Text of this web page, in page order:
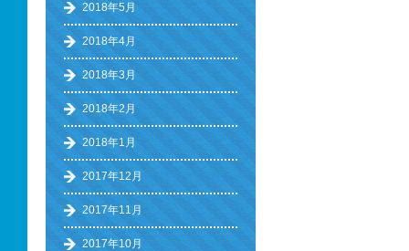
2018年5月
2018年4月
2018年3月
2018年2月
2018年1月
2017年12月
2017年11月
2017年10月